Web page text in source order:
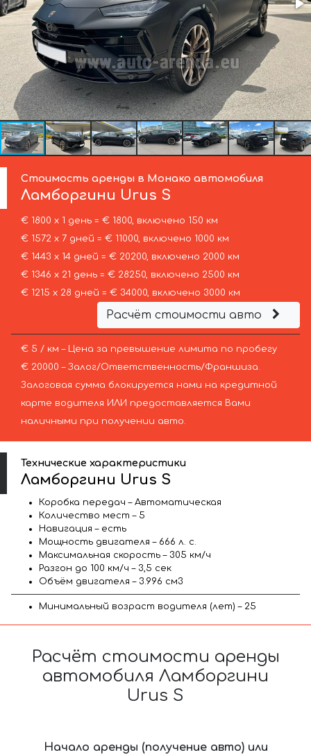
Стоимость аренды в Монако автомобиля
Ламборгини Urus S
€ 1800 х 1 день = € 1800, включено 150 км
€ 1572 х 7 дней = € 11000, включено 1000 км
€ 1443 х 14 дней = € 20200, включено 2000 км
€ 1346 х 21 день = € 28250, включено 2500 км
€ 1215 х 28 дней = € 34000, включено 3000 км
Расчёт стоимости авто
€ 5 / км – Цена за превышение лимита по пробегу
€ 20000 – Залог/Ответственность/Франшиза.
Залоговая сумма блокируется нами на кредитной
карте водителя ИЛИ предоставляется Вами
наличными при получении авто.
Технические характеристики
Ламборгини Urus S
Коробка передач – Автоматическая
Количество мест – 5
Навигация – есть
Мощность двигателя – 666 л. с.
Максимальная скорость – 305 км/ч
Разгон до 100 км/ч – 3,5 сек
Объём двигателя – 3.996 см3
Минимальный возраст водителя (лет) – 25
Расчёт стоимости аренды
автомобиля Ламборгини
Urus S
Начало аренды (получение авто) или